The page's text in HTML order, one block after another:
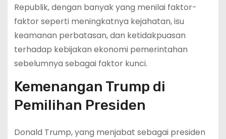
Republik, dengan banyak yang menilai faktor-
faktor seperti meningkatnya kejahatan, isu
keamanan perbatasan, dan ketidakpuasan
terhadap kebijakan ekonomi pemerintahan
sebelumnya sebagai faktor kunci.
Kemenangan Trump di
Pemilihan Presiden
Donald Trump, yang menjabat sebagai presiden